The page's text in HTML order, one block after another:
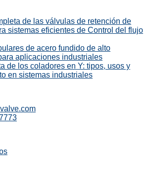
de las válvulas de retención de
sistemas eficientes de Control del flujo
de acero fundido de alto
aplicaciones industriales
de los coladores en Y: tipos, usos y
en sistemas industriales